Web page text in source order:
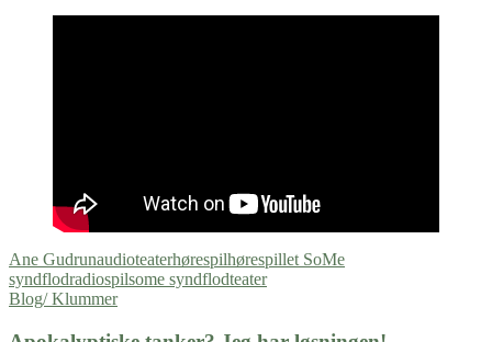
Ane Gudrunaudioteaterhørespilhørespillet SoMe
syndflodradiospilsome syndflodteater
Blog/ Klummer